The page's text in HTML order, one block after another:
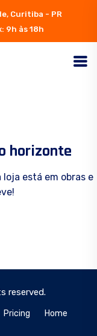
Curitiba - PR
9h às 18h
horizonte
está em obras e
reserved.
Pricing
Home